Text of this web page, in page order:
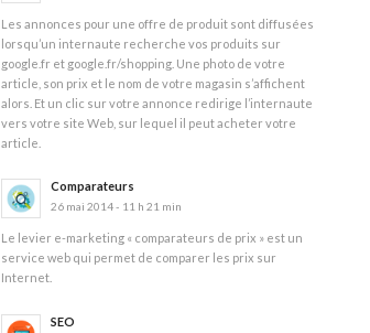
Les annonces pour une offre de produit sont diffusées
lorsqu’un internaute recherche vos produits sur
google.fr et google.fr/shopping. Une photo de votre
article, son prix et le nom de votre magasin s’affichent
alors. Et un clic sur votre annonce redirige l’internaute
vers votre site Web, sur lequel il peut acheter votre
article.
Comparateurs
26 mai 2014 - 11 h 21 min
Le levier e-marketing « comparateurs de prix » est un
service web qui permet de comparer les prix sur
Internet.
SEO